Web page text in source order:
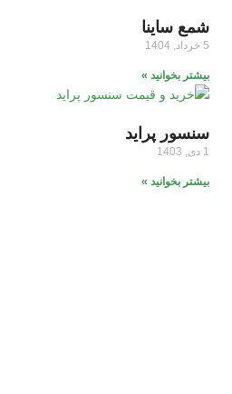
شمع ساینا
5 خرداد, 1404
بیشتر بخوانید »
سنسور پراید
1 دی, 1403
بیشتر بخوانید »